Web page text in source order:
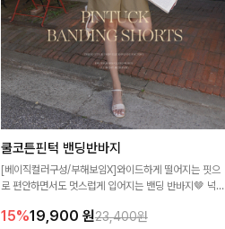
쿨코튼핀턱 밴딩반바지
[베이직컬러구성/부해보임X]와이드하게 떨어지는 핏으
로 편안하면서도 멋스럽게 입어지는 밴딩 반바지🤎 넉넉
높게 즐겨지는 아이템!
15%19,900 원23,400원